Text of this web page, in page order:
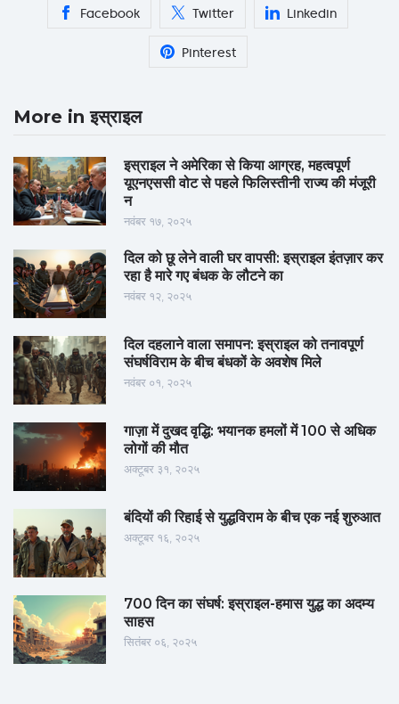
Facebook Twitter Linkedin
Pinterest
More in इस्राइल
इस्राइल ने अमेरिका से किया आग्रह, महत्वपूर्ण
यूएनएससी वोट से पहले फिलिस्तीनी राज्य की मंजूरी
न
नवंबर १७, २०२५
दिल को छू लेने वाली घर वापसी: इस्राइल इंतज़ार कर
रहा है मारे गए बंधक के लौटने का
नवंबर १२, २०२५
दिल दहलाने वाला समापन: इस्राइल को तनावपूर्ण
संघर्षविराम के बीच बंधकों के अवशेष मिले
नवंबर ०१, २०२५
गाज़ा में दुखद वृद्धि: भयानक हमलों में 100 से अधिक
लोगों की मौत
अक्टूबर ३१, २०२५
बंदियों की रिहाई से युद्धविराम के बीच एक नई शुरुआत
अक्टूबर १६, २०२५
700 दिन का संघर्ष: इस्राइल-हमास युद्ध का अदम्य
साहस
सितंबर ०६, २०२५